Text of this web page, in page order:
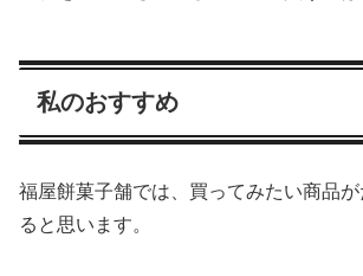
私のおすすめ
福屋餅菓子舗では、買ってみたい商品
ると思います。